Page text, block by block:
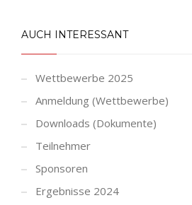
AUCH INTERESSANT
Wettbewerbe 2025
Anmeldung (Wettbewerbe)
Downloads (Dokumente)
Teilnehmer
Sponsoren
Ergebnisse 2024